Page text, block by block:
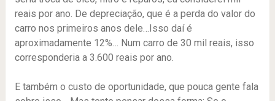
reais por ano. De depreciação, que é a perda do valor do
carro nos primeiros anos dele…Isso daí é
aproximadamente 12%… Num carro de 30 mil reais, isso
corresponderia a 3.600 reais por ano.
E também o custo de oportunidade, que pouca gente fala